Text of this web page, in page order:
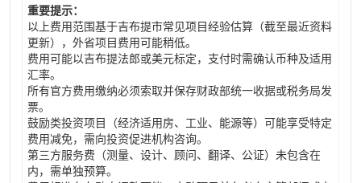
重要提示：
以上费用范围基于吉布提市常见项目经验估算（截至最近资料
更新），外省项目费用可能稍低。
费用可能以吉布提法郎或美元标定，支付时需确认币种及适用
汇率。
所有官方费用缴纳必须索取并保存财政部统一收据或税务局发
票。
鼓励类投资项目（经济适用房、工业、能源等）可能享受特定
费用减免，需向投资促进机构咨询。
第三方服务费（测量、设计、顾问、翻译、公证）未包含在
内，需单独预算。